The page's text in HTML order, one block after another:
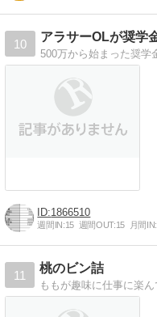
10
1866510
週間IN:15 週間OUT:15 月間IN:
11
桃のビン詰